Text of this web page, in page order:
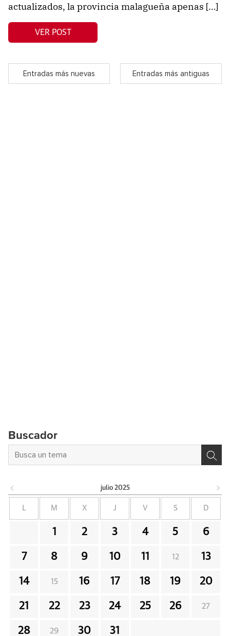
actualizados, la provincia malagueña apenas […]
VER POST
Entradas más nuevas Entradas más antiguas
Buscador
julio 2025
L M X J V S D
1 2 3 4 5 6
7 8 9 10 11 12 13
14 15 16 17 18 19 20
21 22 23 24 25 26 27
28 29 30 31